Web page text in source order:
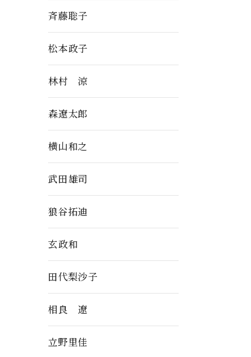
斉藤聡子
松本政子
林村 涼
森遼太郎
横山和之
武田雄司
狼谷拓迪
玄政和
田代梨沙子
相良 遼
立野里佳